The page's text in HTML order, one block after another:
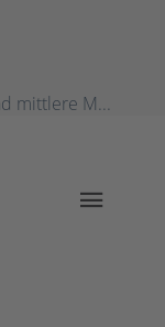
mittlere M...